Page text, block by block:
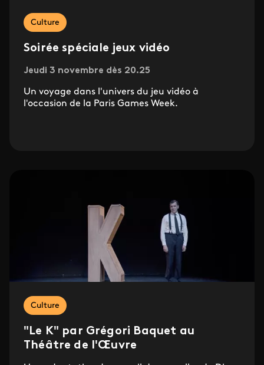
Culture
Soirée spéciale jeux vidéo
Jeudi 3 novembre dès 20.25
Un voyage dans l'univers du jeu vidéo à
l'occasion de la Paris Games Week.
Culture
"Le K" par Grégori Baquet au
Théâtre de l'Œuvre